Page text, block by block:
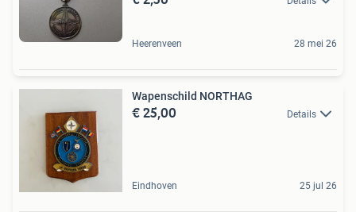
Heerenveen 28 mei 26
Wapenschild NORTHAG
€ 25,00 Details
Eindhoven 25 jul 26